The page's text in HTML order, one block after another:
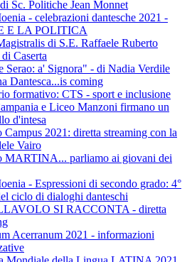
Sc. Politiche Jean Monnet
- celebrazioni dantesche 2021 -
E LA POLITICA
di S.E. Raffaele Ruberto
Caserta
Serao: a' Signora" - di Nadia Verdile
Dantesca...is coming
formativo: CTS - sport e inclusione
e Liceo Manzoni firmano un
d'intesa
Campus 2021: diretta streaming con la
Vairo
MARTINA... parliamo ai giovani dei
- Espressioni di secondo grado: 4°
ciclo di dialoghi danteschi
SI RACCONTA - diretta
Acerranum 2021 - informazioni